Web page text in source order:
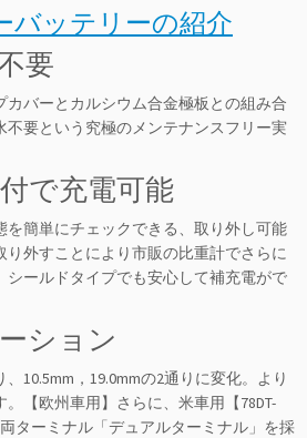
バッテリーの紹介
要
バーとカルシウム合金極板との組み合
不要という究極のメンテナンスフリー実
で充電可能
を簡単にチェックできる、取り外し可能
り外すことにより市販の比重計でさらに
シールドタイプでも安心して補充電がで
ション
10.5mm，19.0mmの2通りに変化。より
【欧州車用】さらに、米車用【78DT-
ターミナル「デュアルターミナル」を採